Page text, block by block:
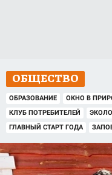
ОБЩЕСТВО
ОБРАЗОВАНИЕ ОКНО В
КЛУБ ПОТРЕБИТЕЛЕЙ
ГЛАВНЫЙ СТАРТ ГОДА